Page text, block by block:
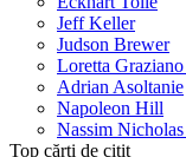
Jeff Keller
Judson Brewer
Loretta
Adrian Asoltanie
Napoleon Hill
Nassim
Top cărți de citit